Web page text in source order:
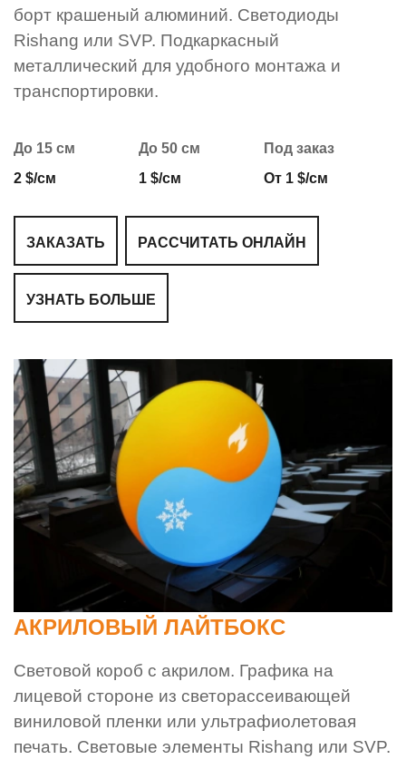
борт крашеный алюминий. Светодиоды
Rishang или SVP. Подкаркасный
металлический для удобного монтажа и
транспортировки.
До 15 см
2 $/см
До 50 см
1 $/см
Под заказ
От 1 $/см
ЗАКАЗАТЬ РАССЧИТАТЬ ОНЛАЙН
УЗНАТЬ БОЛЬШЕ
АКРИЛОВЫЙ ЛАЙТБОКС
Световой короб с акрилом. Графика на
лицевой стороне из светорассеивающей
виниловой пленки или ультрафиолетовая
печать. Световые элементы Rishang или SVP.